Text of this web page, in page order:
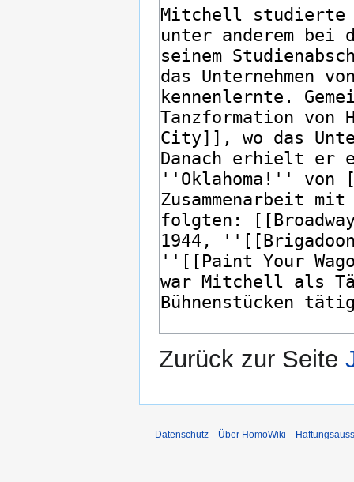
Zurück zur Seite
Datenschutz Über HomoWiki